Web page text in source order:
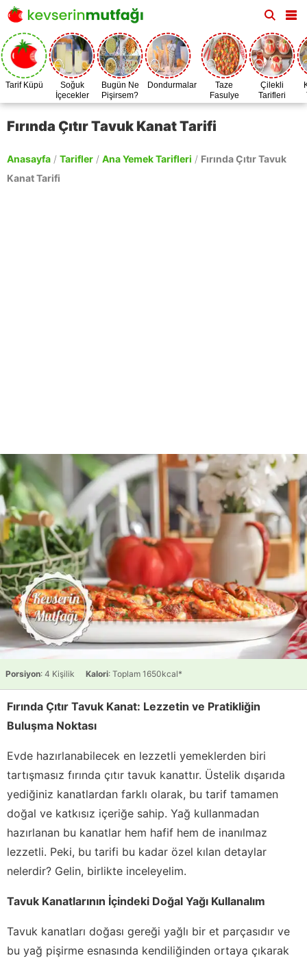
Tarif Küpü
Soğuk
İçecekler
Bugün Ne
Pişirsem?
Dondurmalar
Taze
Fasulye
Zamanı
Çilekli
Tarifleri
Fırında Çıtır Tavuk Kanat Tarifi
Anasayfa / Tarifler / Ana Yemek Tarifleri / Fırında Çıtır Tavuk
Kanat Tarifi
Porsiyon: 4 Kişilik Kalori: Toplam 1650kcal*
Fırında Çıtır Tavuk Kanat: Lezzetin ve Pratikliğin
Buluşma Noktası
Evde hazırlanabilecek en lezzetli yemeklerden biri
tartışmasız fırında çıtır tavuk kanattır. Üstelik dışarıda
yediğiniz kanatlardan farklı olarak, bu tarif tamamen
doğal ve katkısız içeriğe sahip. Yağ kullanmadan
hazırlanan bu kanatlar hem hafif hem de inanılmaz
lezzetli. Peki, bu tarifi bu kadar özel kılan detaylar
nelerdir? Gelin, birlikte inceleyelim.
Tavuk Kanatlarının İçindeki Doğal Yağı Kullanalım
Tavuk kanatları doğası gereği yağlı bir et parçasıdır ve
bu yağ pişirme esnasında kendiliğinden ortaya çıkarak